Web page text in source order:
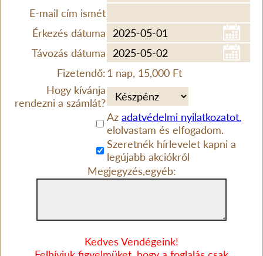
E-mail cím ismét
Érkezés dátuma
Távozás dátuma
Fizetendő:1 nap, 15,000 Ft
Hogy kívánja
rendezni a számlát?
Az adatvédelmi nyilatkozatot.
elolvastam és elfogadom.
Szeretnék hírlevelet kapni a
legújabb akciókról
Megjegyzés,egyéb:
Kedves Vendégeink!